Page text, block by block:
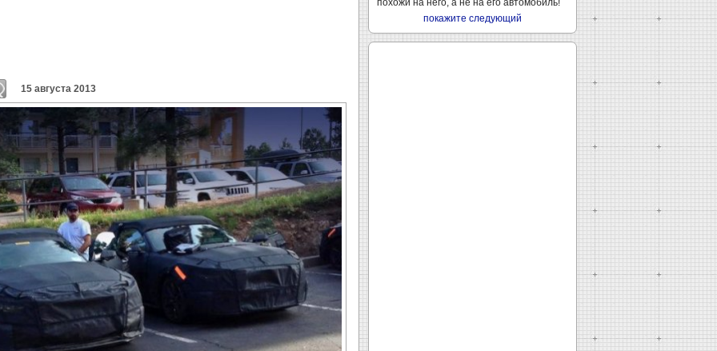
15 августа 2013
похожи на него, а не на его автомобиль!
покажите следующий